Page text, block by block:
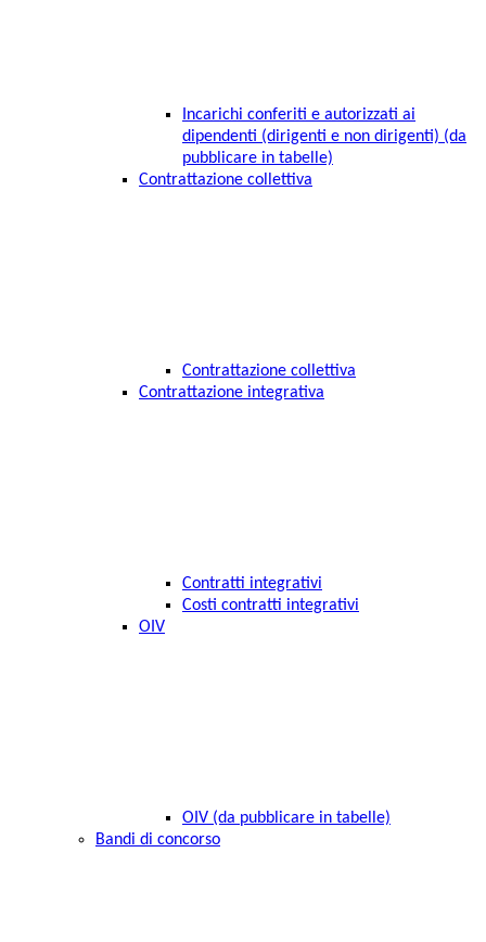
Incarichi conferiti e autorizzati ai
dipendenti (dirigenti e non dirigenti) (da
pubblicare in tabelle)
Contrattazione collettiva
Contrattazione collettiva
Contrattazione integrativa
Contratti integrativi
Costi contratti integrativi
OIV
OIV (da pubblicare in tabelle)
Bandi di concorso